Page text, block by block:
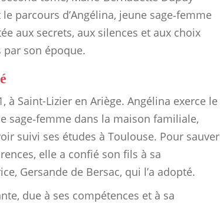
parcours d’Angélina, jeune sage‑femme
aux secrets, aux silences et aux choix
par son époque.
à Saint-Lizier en Ariège. Angélina exerce le
sage‑femme dans la maison familiale,
suivi ses études à Toulouse. Pour sauver
elle a confié son fils à sa
Gersande de Bersac, qui l’a adopté.
due à ses compétences et à sa